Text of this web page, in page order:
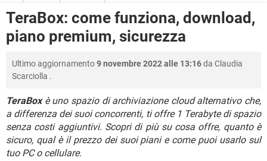
iOS WINDOWS 10
INSTAGRAM WHATSAPP
HARDWARE
COVID-19
INTRATTENIMENTO ANDROID
INSTAGRAM WHATSAPP
HARDWARE
DOWNLOAD
COVID-19 GAMING
iOS
INSTAGRAM WHATSAPP
TIKTOK FACEBOOK
HARDWARE
FORUM
COVID-19 GAMING
iOS WINDOWS 10
INSTAGRAM WHATSAPP
TIKTOK FACEBOOK
GLOSSARIO
COVID-19 GAMING
INTRATTENIMENTO ANDROID
iOS WINDOWS 10
INSTAGRAM
TeraBox: come funziona, download,
piano premium, sicurezza
Ultimo aggiornamento9 novembre 2022 alle 13:16da Claudia
Scarciolla .
TeraBoxè uno spazio di archiviazione cloud alternativo che,
a differenza dei suoi concorrenti, ti offre 1 Terabyte di spazio
senza costi aggiuntivi. Scopri di più su cosa offre, quanto è
sicuro, qual è il prezzo dei suoi piani e come puoi usarlo sul
tuo PC o cellulare.